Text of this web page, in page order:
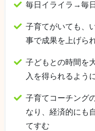
毎日イライラ→毎
子育てがいても、
事で成果を上げら
子どもとの時間を
入を得られるよう
子育てコーチング
なり、経済的にも
てすむ